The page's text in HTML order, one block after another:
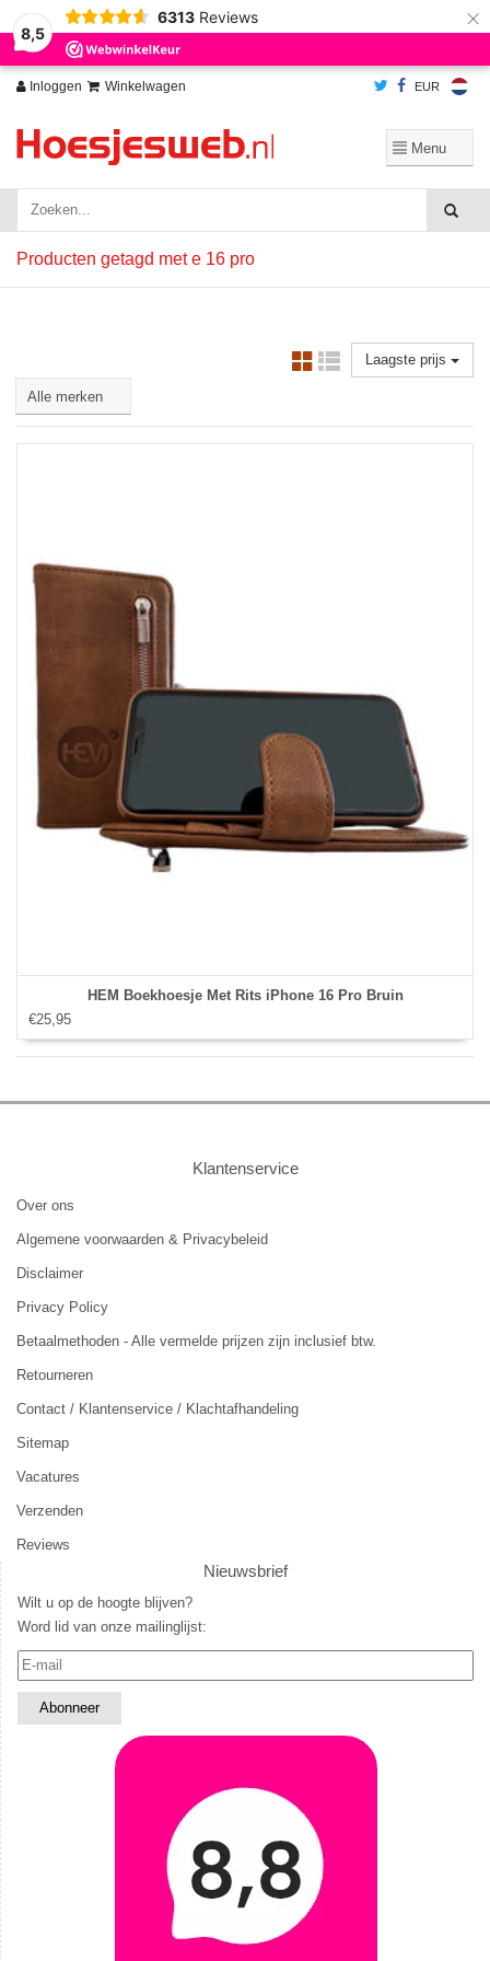
8,5
6313 Reviews ×
Inloggen Winkelwagen EUR
Producten getagd met e 16 pro
Laagste prijs
HEM Boekhoesje Met Rits iPhone 16 Pro Bruin
€25,95
Klantenservice
Over ons
Algemene voorwaarden & Privacybeleid
Disclaimer
Privacy Policy
Betaalmethoden - Alle vermelde prijzen zijn inclusief btw.
Retourneren
Contact / Klantenservice / Klachtafhandeling
Sitemap
Vacatures
Verzenden
Reviews
Nieuwsbrief
Wilt u op de hoogte blijven?
Word lid van onze mailinglijst:
Wij slaan cookies op om onze website te verbeteren. Is dat akkoord?
Ja
Nee